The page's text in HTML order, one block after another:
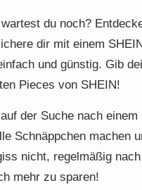
du noch?
dir mit einem
und günstig. Gib
Pieces von SHEIN!
der Suche nach einem
Schnäppchen machen
nicht, regelmäßig
mehr zu sparen!